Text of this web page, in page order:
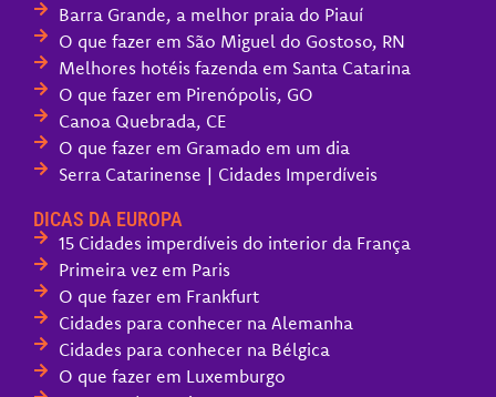
Barra Grande, a melhor praia do Piauí
O que fazer em São Miguel do Gostoso, RN
Melhores hotéis fazenda em Santa Catarina
O que fazer em Pirenópolis, GO
Canoa Quebrada, CE
O que fazer em Gramado em um dia
Serra Catarinense | Cidades Imperdíveis
DICAS DA EUROPA
15 Cidades imperdíveis do interior da França
Primeira vez em Paris
O que fazer em Frankfurt
Cidades para conhecer na Alemanha
Cidades para conhecer na Bélgica
O que fazer em Luxemburgo